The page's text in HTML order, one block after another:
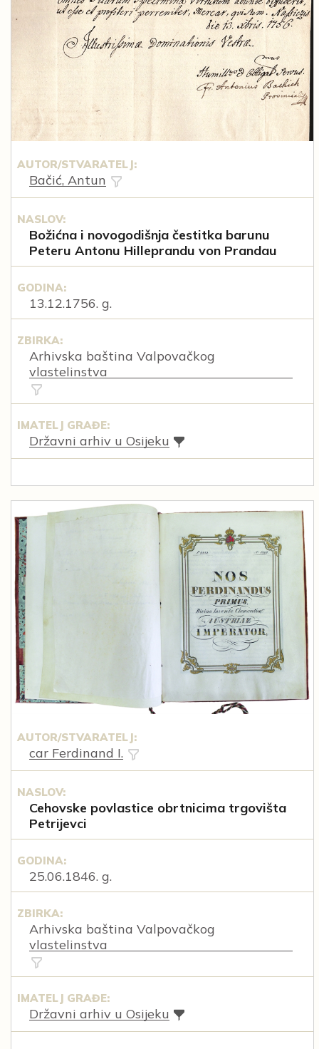
AUTOR/STVARATELJ:
Bačić, Antun
NASLOV:
Božićna i novogodišnja čestitka barunu
Peteru Antonu Hilleprandu von Prandau
GODINA:
13.12.1756. g.
ZBIRKA:
Arhivska baština Valpovačkog
vlastelinstva
IMATELJ GRAĐE:
Državni arhiv u Osijeku
AUTOR/STVARATELJ:
car Ferdinand I.
NASLOV:
Cehovske povlastice obrtnicima trgovišta
Petrijevci
GODINA:
25.06.1846. g.
ZBIRKA:
Arhivska baština Valpovačkog
vlastelinstva
IMATELJ GRAĐE:
Državni arhiv u Osijeku